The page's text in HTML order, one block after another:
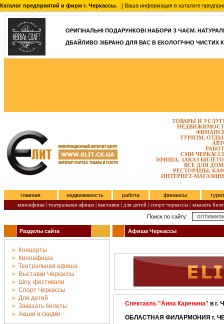
Каталог предприятий и фирм г. Черкассы. [ Ваша информация в каталоге
ОРИГІНАЛЬНІ ПОДАРУНКОВІ НАБОРИ З ЧАЄМ.
ДБАЙЛИВО ЗІБРАНО ДЛЯ ВАС В ЕКОЛОГІЧНО ЧИСТИХ
ТОВАРЫ И
ТУРИЗМ,
СМИ
АФИША, ЗАКАЗ
ВСЕ ДЛЯ
РЕСТОРАНЫ,
ИНТЕРНЕТ-
главная недвижимость работа финансы
киноафиша | театральная афиша | выставки | для детей | спорт черкассы | заказать
Поиск по сайту:
Разделы сайта
Концерты
Киноафиша
Театральная афиша
Выставки Черкассы
Шоу, фестивали
Спорт Черкассы
Для детей
Заказать билеты
Акции и скидки
Афиша Черкассы
Спектакль "Анна Каренина" в г.
ОБЛАСТНАЯ ФИЛАРМОНИЯ г.